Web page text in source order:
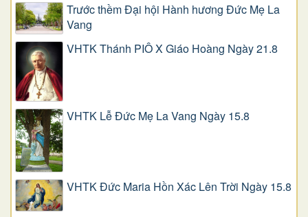
Trước thềm Đại hội Hành hương Đức Mẹ La
Vang
VHTK Thánh PIÔ X Giáo Hoàng Ngày 21.8
VHTK Lễ Đức Mẹ La Vang Ngày 15.8
VHTK Đức Maria Hồn Xác Lên Trời Ngày 15.8